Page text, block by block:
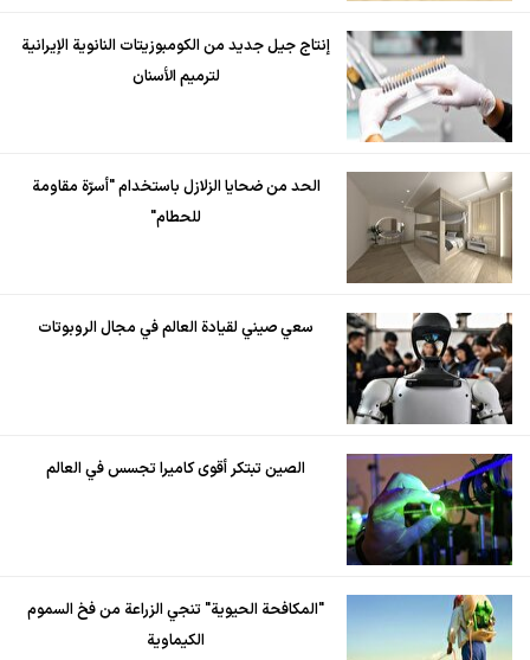
إنتاج جيل جديد من الكومبوزيتات النانوية الإيرانية
لترميم الأسنان
الحد من ضحايا الزلازل باستخدام "أسرّة مقاومة
للحطام"
سعي صيني لقيادة العالم في مجال الروبوتات
الصين تبتكر أقوى كاميرا تجسس في العالم
"المكافحة الحيوية" تنجي الزراعة من فخ السموم
الكيماوية